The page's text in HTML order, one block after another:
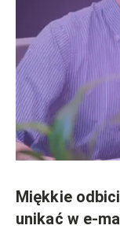
Miękkie
unikać w e-